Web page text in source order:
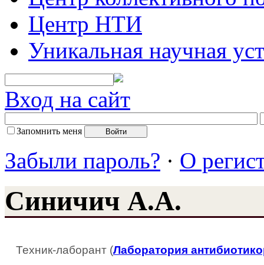
Центр НТИ
Уникальная научная
Вход на сайт
Запомнить меня
Забыли пароль? · О
Синичич А.А.
Техник-лаборант (Лаборатория